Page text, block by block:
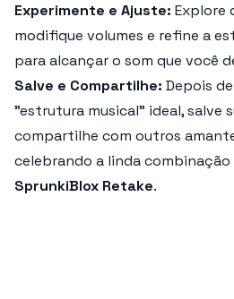
Experimente e Ajuste: Explore
modifique volumes e refine a
para alcançar o som que você
Salve e Compartilhe: Depois
"estrutura musical" ideal, salve
compartilhe com outros
celebrando a linda combinação
SprunkiBlox Retake.